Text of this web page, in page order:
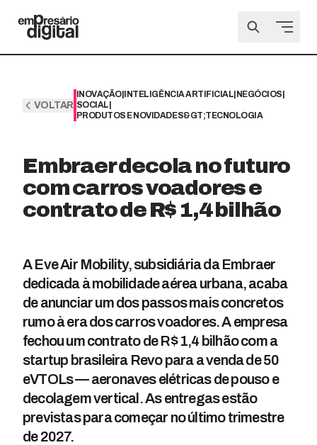
VOLTAR
INOVAÇÃO| INTELIGÊNCIA ARTIFICIAL NEGÓCIOS
SOCIAL
PRODUTOS E NOVIDADES&GT;TECNOLOGIA
Embraer decola no futuro
com carros voadores e
contrato de R$ 1,4 bilhão
A Eve Air Mobility, subsidiária da Embraer
dedicada à mobilidade aérea urbana, acaba
de anunciar um dos passos mais concretos
rumo à era dos carros voadores. A empresa
fechou um contrato de R$ 1,4 bilhão com a
startup brasileira Revo para a venda de 50
eVTOLs — aeronaves elétricas de pouso e
decolagem vertical. As entregas estão
previstas para começar no último trimestre
de 2027.